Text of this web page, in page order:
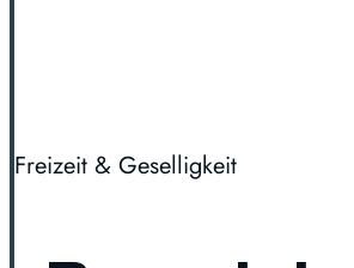
Freizeit & Geselligkeit